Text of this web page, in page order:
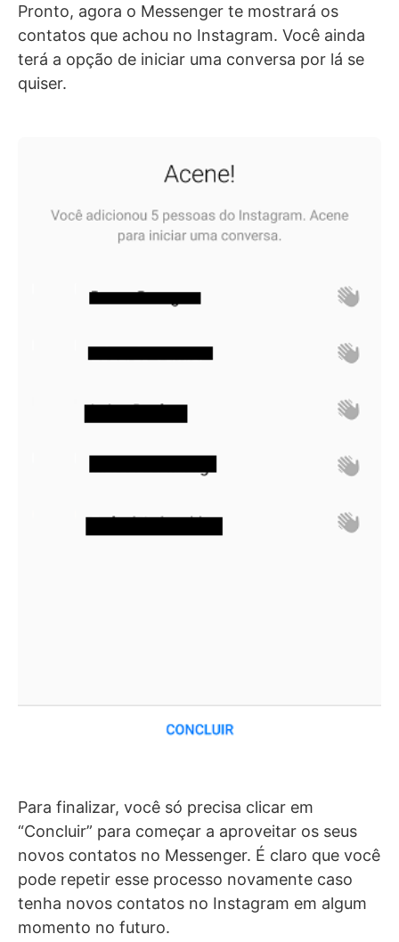
Pronto, agora o Messenger te mostrará os
contatos que achou no Instagram. Você ainda
terá a opção de iniciar uma conversa por lá se
quiser.
Para finalizar, você só precisa clicar em
“Concluir” para começar a aproveitar os seus
novos contatos no Messenger. É claro que você
pode repetir esse processo novamente caso
tenha novos contatos no Instagram em algum
momento no futuro.